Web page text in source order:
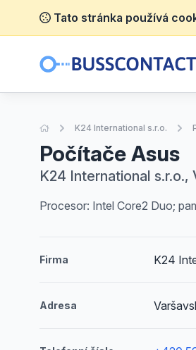
Tato stránka používá
Úvodní stránka
K24 International s.r.o.
Počítače Asus
K24 International
Procesor: Intel Core2 Duo;
Firma K24
Adresa